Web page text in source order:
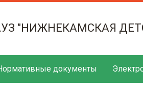
"НИЖНЕКАМСКАЯ
документы